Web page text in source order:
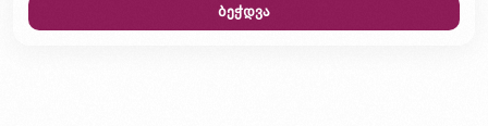
ბეჭდვა